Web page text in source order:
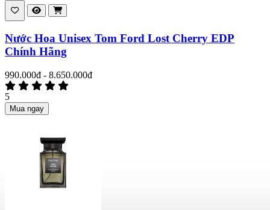
Nước Hoa Unisex Tom Ford Lost Cherry EDP
Chính Hãng
990.000đ - 8.650.000đ
5
Mua ngay